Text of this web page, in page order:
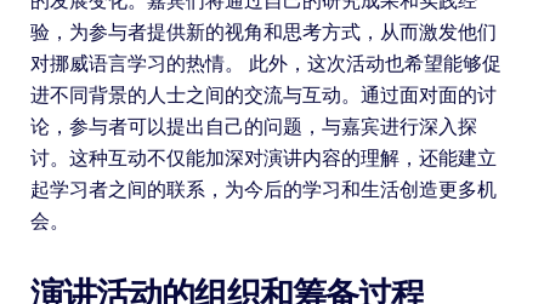
验，为参与者提供新的视角和思考方式，从而激发他们
对挪威语言学习的热情。 此外，这次活动也希望能够促
进不同背景的人士之间的交流与互动。通过面对面的讨
论，参与者可以提出自己的问题，与嘉宾进行深入探
讨。这种互动不仅能加深对演讲内容的理解，还能建立
起学习者之间的联系，为今后的学习和生活创造更多机
会。
演讲活动的组织和筹备过程